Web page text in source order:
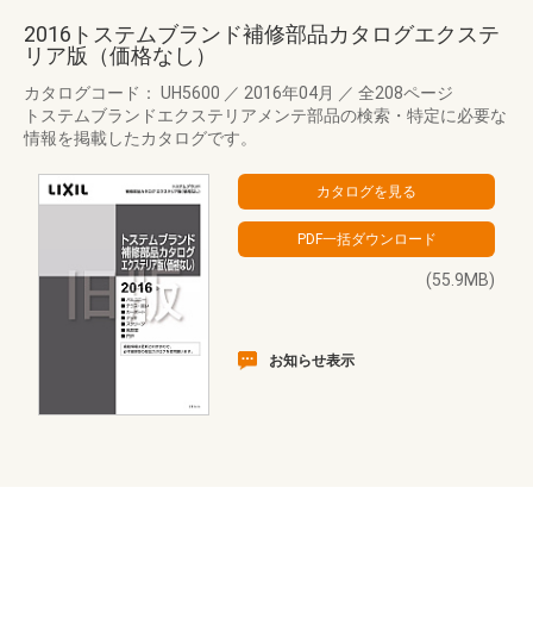
2016トステムブランド補修部品カタログエクステ
リア版（価格なし）
カタログコード： UH5600 ／ 2016年04月 ／ 全208ページ
トステムブランドエクステリアメンテ部品の検索・特定に必要な
情報を掲載したカタログです。
(55.9MB)
お知らせ表示